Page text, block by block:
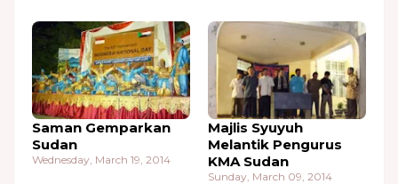
Saman Gemparkan
Sudan
Wednesday, March 19, 2014
Majlis Syuyuh
Melantik Pengurus
KMA Sudan
Sunday, March 09, 2014